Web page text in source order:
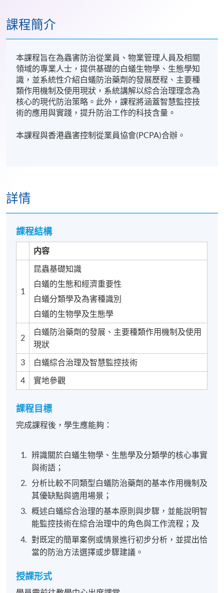
課程簡介
本課程旨在為蟲害防治從業員、物業管理人員及相關
領域的專業人士，提供基礎的白蟻生物學、生態學知
識，並系統性介紹白蟻防治藥劑的發展歷程、主要種
類作用機制及使用現狀，系統講解以綜合治理理念為
核心的現代防治策略。此外，課程將涵蓋智慧監控技
術的應用與實踐，提升防治工作的科技含量。
本課程與香港蟲害控制從業員協會(PCPA)合辦。
詳情
課程結構
内容
1
昆蟲基礎知識
白蟻的生態和經濟重要性
白蟻分類學及為害種識別
白蟻的生物學及生態學
2
白蟻防治藥劑的發展、主要種類作用機制及使用
現狀
3
白蟻綜合治理及智慧監控技術
4
實地參觀
課程目標
完成課程後，學生應能夠：
辨識關於白蟻生物學、生態學及分類學的核心事實
與術語；
分析比較不同類型白蟻防治藥劑的基本作用機制及
其優缺點與適用場景；
概述白蟻綜合治理的基本原則與步驟，並能說明智
能監控技術在綜合治理中的角色與工作流程；及
對既定的簡單案例或情景進行初步分析，並提出恰
當的防治方法選擇或步驟建議。
授課形式